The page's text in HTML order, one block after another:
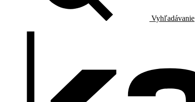
Vyhľadávanie